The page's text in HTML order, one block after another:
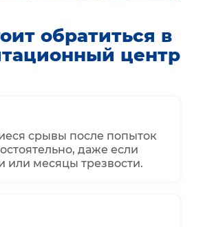
обратиться в
центр
срывы после попыток
даже если
или месяцы трезвости.